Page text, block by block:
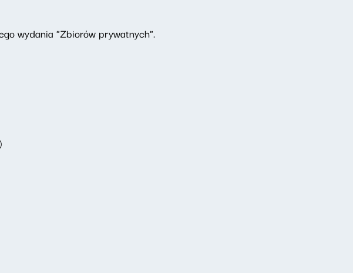
wydania "Zbiorów prywatnych".